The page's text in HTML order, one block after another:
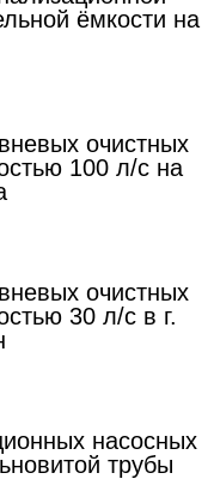
ёмкости на
очистных
100 л/с на
очистных
30 л/с в г.
насосных
трубы